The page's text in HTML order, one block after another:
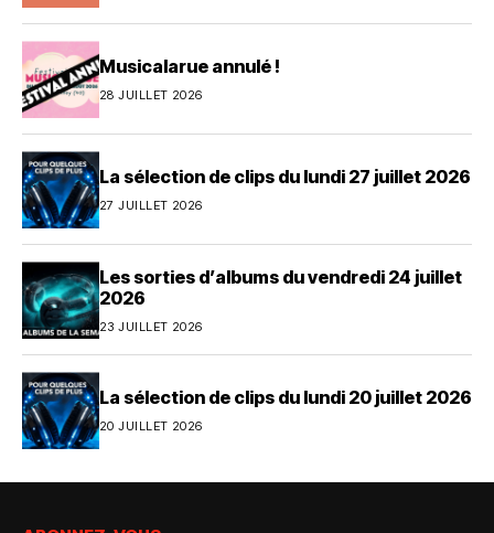
Musicalarue annulé !
28 JUILLET 2026
La sélection de clips du lundi 27 juillet 2026
27 JUILLET 2026
Les sorties d’albums du vendredi 24 juillet
2026
23 JUILLET 2026
La sélection de clips du lundi 20 juillet 2026
20 JUILLET 2026